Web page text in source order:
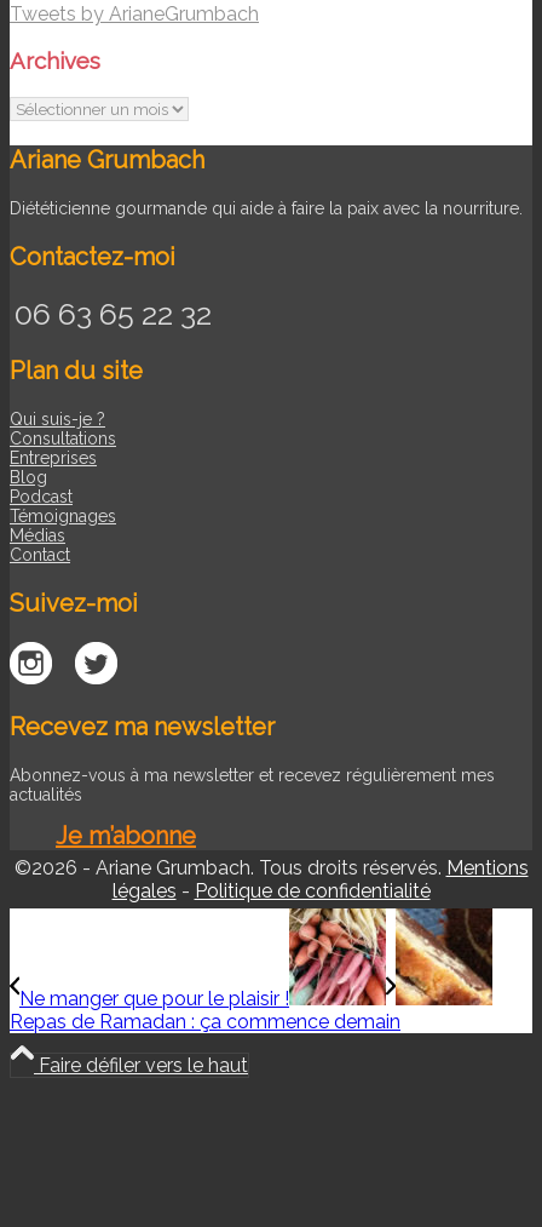
Tweets by ArianeGrumbach
Archives
Archives
Ariane Grumbach
Diététicienne gourmande qui aide à faire la paix avec la nourriture.
Contactez-moi
06 63 65 22 32
Plan du site
Qui suis-je ?
Consultations
Entreprises
Blog
Podcast
Témoignages
Médias
Contact
Suivez-moi
Recevez ma newsletter
Abonnez-vous à ma newsletter et recevez régulièrement mes
actualités
Je m’abonne
©2026 - Ariane Grumbach. Tous droits réservés. Mentions
légales - Politique de confidentialité
Ne manger que pour le plaisir !
Repas de Ramadan : ça commence demain
Faire défiler vers le haut